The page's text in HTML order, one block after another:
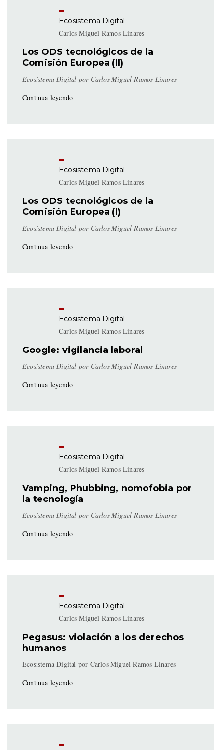
Ecosistema Digital
Carlos Miguel Ramos Linares
Los ODS tecnológicos de la
Comisión Europea (II)
Ecosistema Digital por Carlos Miguel Ramos Linares
Continua leyendo
Ecosistema Digital
Carlos Miguel Ramos Linares
Los ODS tecnológicos de la
Comisión Europea (I)
Ecosistema Digital por Carlos Miguel Ramos Linares
Continua leyendo
Ecosistema Digital
Carlos Miguel Ramos Linares
Google: vigilancia laboral
Ecosistema Digital por Carlos Miguel Ramos Linares
Continua leyendo
Ecosistema Digital
Carlos Miguel Ramos Linares
Vamping, Phubbing, nomofobia por
la tecnología
Ecosistema Digital por Carlos Miguel Ramos Linares
Continua leyendo
Ecosistema Digital
Carlos Miguel Ramos Linares
Pegasus: violación a los derechos
humanos
Ecosistema Digital por Carlos Miguel Ramos Linares
Continua leyendo